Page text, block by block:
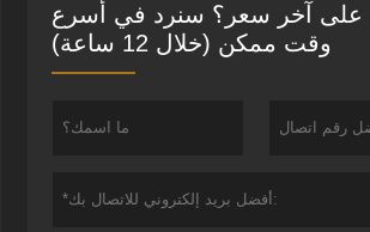
على آخر سعر؟ سنرد في أسرع
وقت ممكن (خلال 12 ساعة)